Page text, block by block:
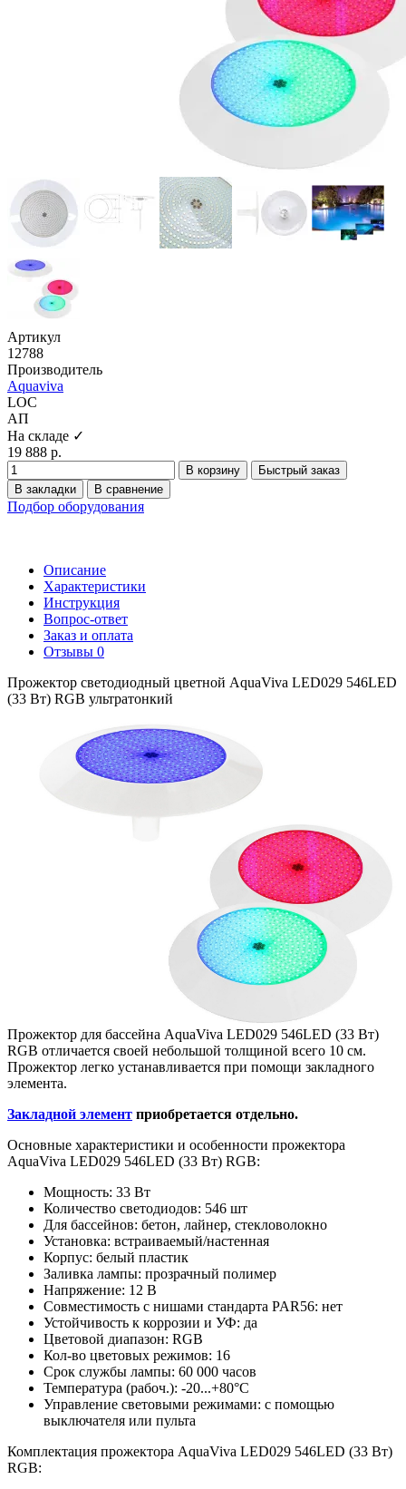
Артикул
12788
Производитель
Aquaviva
LOC
АП
На складе ✓
19 888 р.
В корзину
Быстрый заказ
В закладки
В сравнение
Подбор оборудования
Описание
Характеристики
Инструкция
Вопрос-ответ
Заказ и оплата
Отзывы 0
Прожектор светодиодный цветной AquaViva LED029 546LED
(33 Вт) RGB ультратонкий
Прожектор для бассейна AquaViva LED029 546LED (33 Вт)
RGB отличается своей небольшой толщиной всего 10 см.
Прожектор легко устанавливается при помощи закладного
элемента.
Закладной элемент приобретается отдельно.
Основные характеристики и особенности прожектора
AquaViva LED029 546LED (33 Вт) RGB:
Мощность: 33 Вт
Количество светодиодов: 546 шт
Для бассейнов: бетон, лайнер, стекловолокно
Установка: встраиваемый/настенная
Корпус: белый пластик
Заливка лампы: прозрачный полимер
Напряжение: 12 В
Совместимость с нишами стандарта PAR56: нет
Устойчивость к коррозии и УФ: да
Цветовой диапазон: RGB
Кол-во цветовых режимов: 16
Срок службы лампы: 60 000 часов
Температура (рабоч.): -20...+80°С
Управление световыми режимами: с помощью
выключателя или пульта
Комплектация прожектора AquaViva LED029 546LED (33 Вт)
RGB: